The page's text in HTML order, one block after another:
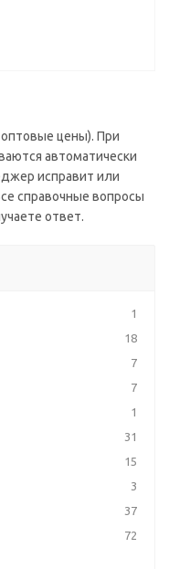
цены). При
автоматически
исправит или
справочные вопросы
ответ.
1
18
7
7
1
31
15
3
37
72